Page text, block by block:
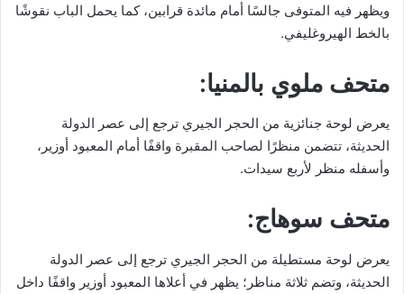
ويظهر فيه المتوفى جالسًا أمام مائدة قرابين، كما يحمل الباب نقوشًا
بالخط الهيروغليفي.
متحف ملوي بالمنيا:
يعرض لوحة جنائزية من الحجر الجيري ترجع إلى عصر الدولة
الحديثة، تتضمن منظرًا لصاحب المقبرة واقفًا أمام المعبود أوزير،
وأسفله منظر لأربع سيدات.
متحف سوهاج:
يعرض لوحة مستطيلة من الحجر الجيري ترجع إلى عصر الدولة
الحديثة، وتضم ثلاثة مناظر؛ يظهر في أعلاها المعبود أوزير واقفًا داخل